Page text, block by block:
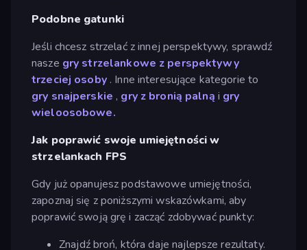
Podobne gatunki
Jeśli chcesz strzelać z innej perspektywy, sprawdź
nasze gry strzelankowe z perspektywy
trzeciej osoby. Inne interesujące kategorie to
gry snajperskie , gry z bronią palną i gry
wieloosobowe.
Jak poprawić swoje umiejętności w
strzelankach FPS
Gdy już opanujesz podstawowe umiejętności,
zapoznaj się z poniższymi wskazówkami, aby
poprawić swoją grę i zacząć zdobywać punkty:
Znajdź broń, która daje najlepsze rezultaty.